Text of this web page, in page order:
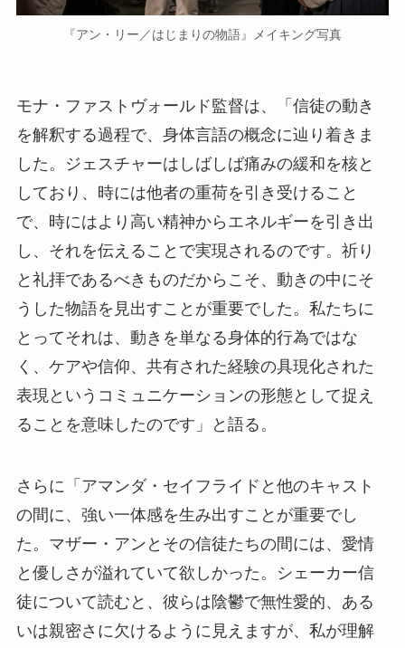
『アン・リー／はじまりの物語』メイキング写真
モナ・ファストヴォールド監督は、「信徒の動き
を解釈する過程で、身体言語の概念に辿り着きま
した。ジェスチャーはしばしば痛みの緩和を核と
しており、時には他者の重荷を引き受けること
で、時にはより高い精神からエネルギーを引き出
し、それを伝えることで実現されるのです。祈り
と礼拝であるべきものだからこそ、動きの中にそ
うした物語を見出すことが重要でした。私たちに
とってそれは、動きを単なる身体的行為ではな
く、ケアや信仰、共有された経験の具現化された
表現というコミュニケーションの形態として捉え
ることを意味したのです」と語る。
さらに「アマンダ・セイフライドと他のキャスト
の間に、強い一体感を生み出すことが重要でし
た。マザー・アンとその信徒たちの間には、愛情
と優しさが溢れていて欲しかった。シェーカー信
徒について読むと、彼らは陰鬱で無性愛的、ある
いは親密さに欠けるように見えますが、私が理解